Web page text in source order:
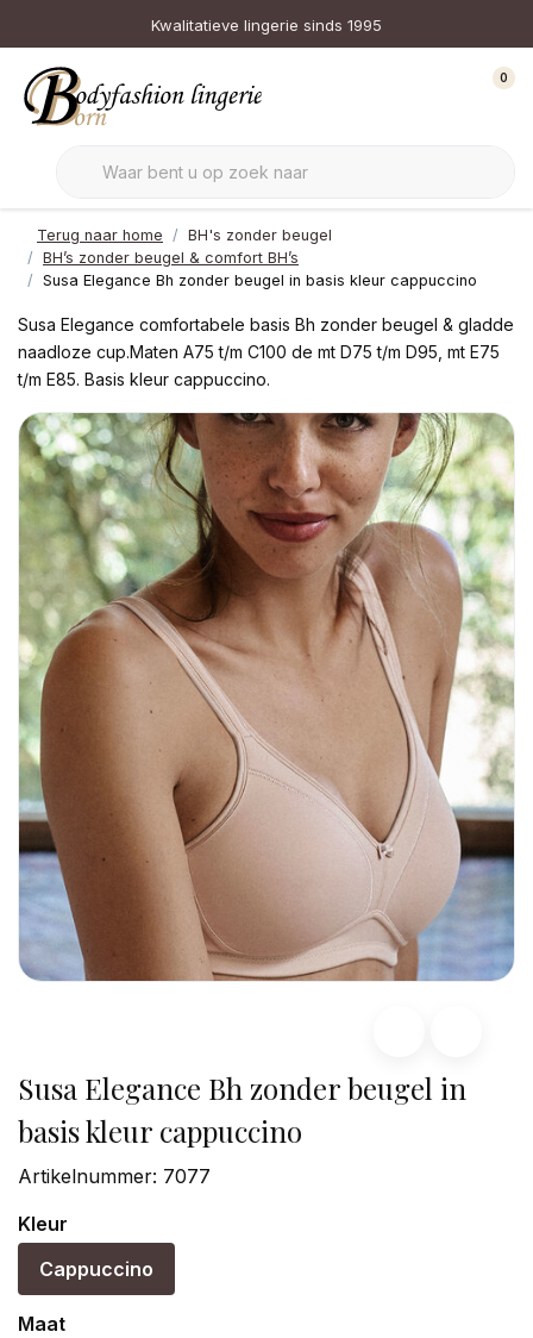
Kwalitatieve lingerie sinds 1995
0
Terug naar home
BH's zonder beugel
BH’s zonder beugel & comfort BH’s
Susa Elegance Bh zonder beugel in basis kleur cappuccino
Susa Elegance comfortabele basis Bh zonder beugel & gladde
naadloze cup.Maten A75 t/m C100 de mt D75 t/m D95, mt E75
t/m E85. Basis kleur cappuccino.
Susa Elegance Bh zonder beugel in
basis kleur cappuccino
Artikelnummer: 7077
Kleur
Cappuccino
Maat